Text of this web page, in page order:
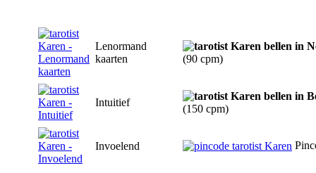
Lenormand
kaarten
(90 cpm)
Intuitief
(150 cpm)
Invoelend